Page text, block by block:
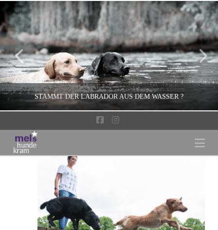
STAMMT DER LABRADOR AUS DEM WASSER ?
Facebook
Instagram